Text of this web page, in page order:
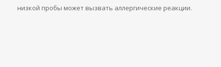
низкой пробы может вызвать аллергические реакции.